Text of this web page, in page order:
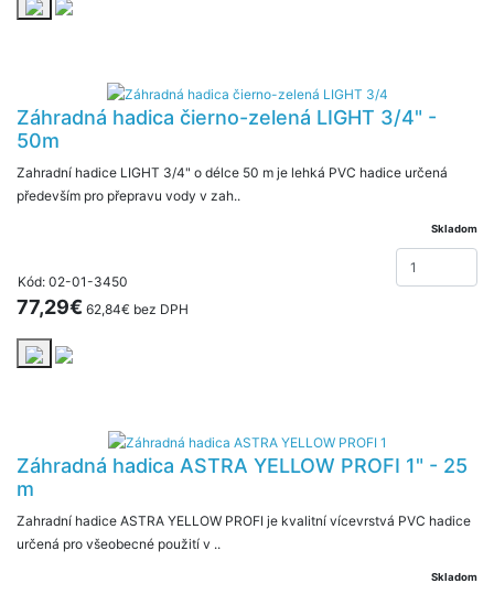
Záhradná hadica čierno-zelená LIGHT 3/4" -
50m
Zahradní hadice LIGHT 3/4" o délce 50 m je lehká PVC hadice určená
především pro přepravu vody v zah..
Kód: 02-01-3450
Skladom
77,29€ 62,84€ bez DPH
Záhradná hadica ASTRA YELLOW PROFI 1" - 25
m
Zahradní hadice ASTRA YELLOW PROFI je kvalitní vícevrstvá PVC hadice
určená pro všeobecné použití v ..
Skladom